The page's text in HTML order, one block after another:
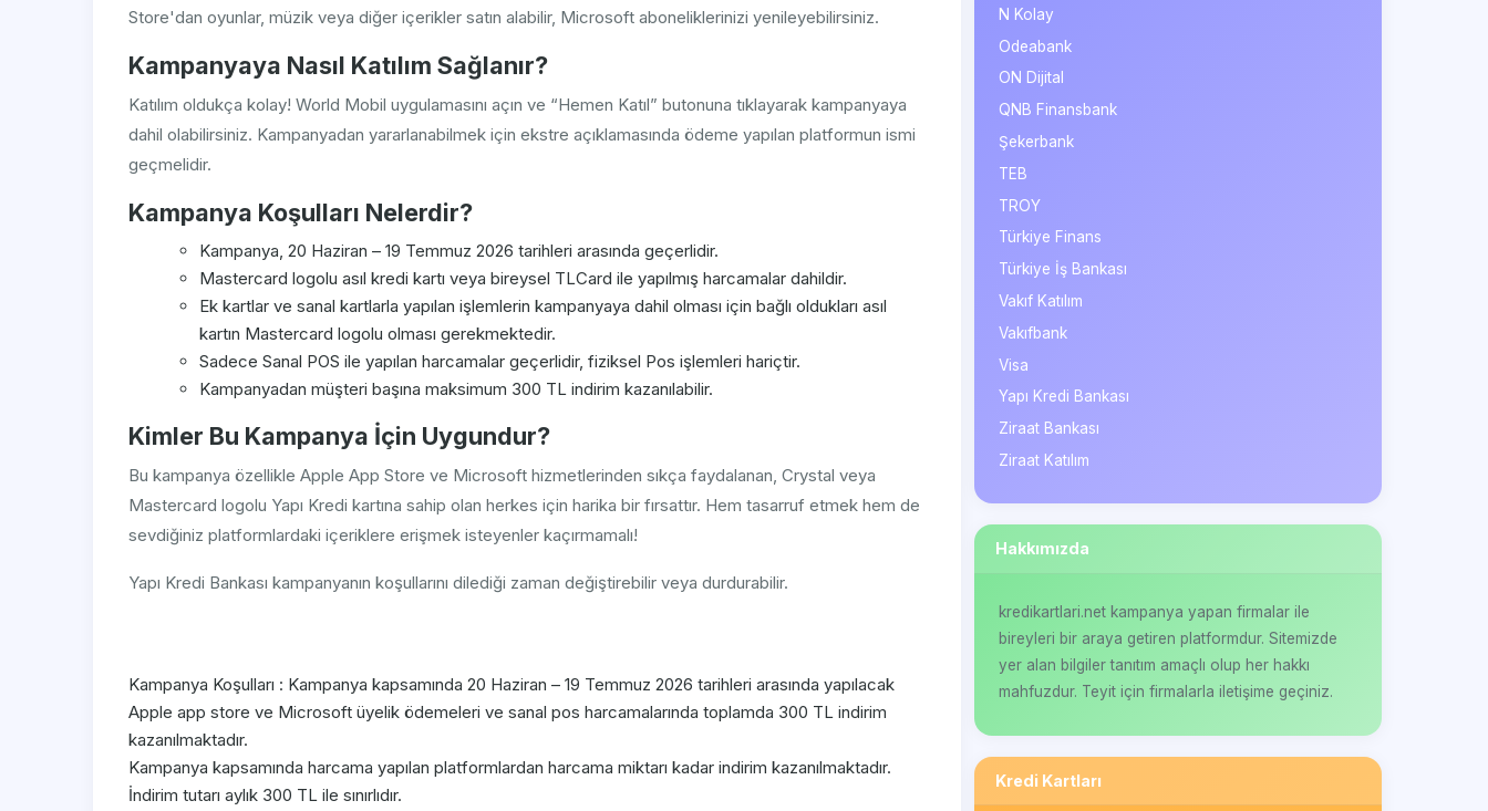
Store'dan oyunlar, müzik veya diğer içerikler satın alabilir, Microsoft aboneliklerinizi yenileyebilirsiniz.
Kampanyaya Nasıl Katılım Sağlanır?
Katılım oldukça kolay! World Mobil uygulamasını açın ve “Hemen Katıl” butonuna tıklayarak kampanyaya
dahil olabilirsiniz. Kampanyadan yararlanabilmek için ekstre açıklamasında ödeme yapılan platformun ismi
geçmelidir.
Kampanya Koşulları Nelerdir?
Kampanya, 20 Haziran – 19 Temmuz 2026 tarihleri arasında geçerlidir.
Mastercard logolu asıl kredi kartı veya bireysel TLCard ile yapılmış harcamalar dahildir.
Ek kartlar ve sanal kartlarla yapılan işlemlerin kampanyaya dahil olması için bağlı oldukları asıl
kartın Mastercard logolu olması gerekmektedir.
Sadece Sanal POS ile yapılan harcamalar geçerlidir, fiziksel Pos işlemleri hariçtir.
Kampanyadan müşteri başına maksimum 300 TL indirim kazanılabilir.
Kimler Bu Kampanya İçin Uygundur?
Bu kampanya özellikle Apple App Store ve Microsoft hizmetlerinden sıkça faydalanan, Crystal veya
Mastercard logolu Yapı Kredi kartına sahip olan herkes için harika bir fırsattır. Hem tasarruf etmek hem de
sevdiğiniz platformlardaki içeriklere erişmek isteyenler kaçırmamalı!
Yapı Kredi Bankası kampanyanın koşullarını dilediği zaman değiştirebilir veya durdurabilir.
Kampanya Koşulları : Kampanya kapsamında 20 Haziran – 19 Temmuz 2026 tarihleri arasında yapılacak
Apple app store ve Microsoft üyelik ödemeleri ve sanal pos harcamalarında toplamda 300 TL indirim
kazanılmaktadır.
Kampanya kapsamında harcama yapılan platformlardan harcama miktarı kadar indirim kazanılmaktadır.
İndirim tutarı aylık 300 TL ile sınırlıdır.
N Kolay
Odeabank
ON Dijital
QNB Finansbank
Şekerbank
TEB
TROY
Türkiye Finans
Türkiye İş Bankası
Vakıf Katılım
Vakıfbank
Visa
Yapı Kredi Bankası
Ziraat Bankası
Ziraat Katılım
Hakkımızda
kredikartlari.net kampanya yapan firmalar ile
bireyleri bir araya getiren platformdur. Sitemizde
yer alan bilgiler tanıtım amaçlı olup her hakkı
mahfuzdur. Teyit için firmalarla iletişime geçiniz.
Kredi Kartları